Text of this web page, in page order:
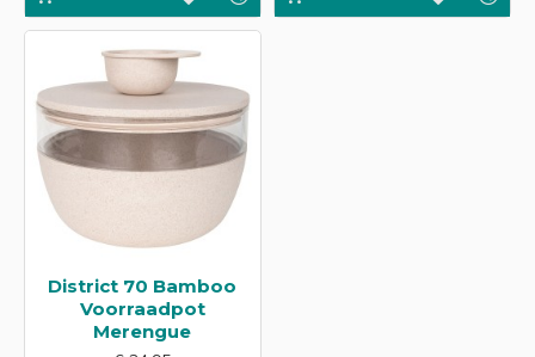
District 70 Bamboo
Voorraadpot
Merengue